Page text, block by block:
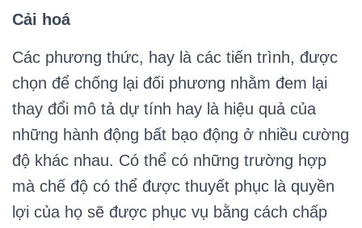
Cải hoá
Các phương thức, hay là các tiến trình, được
chọn để chống lại đối phương nhằm đem lại
thay đổi mô tả dự tính hay là hiệu quả của
những hành động bất bạo động ở nhiều cường
độ khác nhau. Có thể có những trường hợp
mà chế độ có thể được thuyết phục là quyền
lợi của họ sẽ được phục vụ bằng cách chấp